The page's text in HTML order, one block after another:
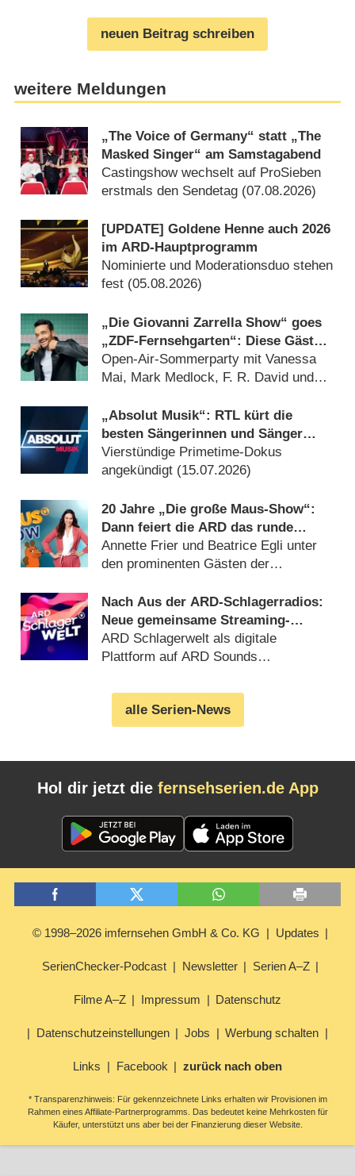
neuen Beitrag schreiben
weitere Meldungen
„The Voice of Germany“ statt „The
Masked Singer“ am Samstagabend
Castingshow wechselt auf ProSieben
erstmals den Sendetag (07.08.2026)
[UPDATE] Goldene Henne auch 2026
im ARD-Hauptprogramm
Nominierte und Moderationsduo stehen
fest (05.08.2026)
„Die Giovanni Zarrella Show“ goes
„ZDF-Fernsehgarten“: Diese Gäste
sind am 29. August 2026 dabei
Open-Air-Sommerparty mit Vanessa
Mai, Mark Medlock, F. R. David und
„Absolut Musik“: RTL kürt die
besten Sängerinnen und Sänger
aller Zeiten
Vierstündige Primetime-Dokus
angekündigt (15.07.2026)
20 Jahre „Die große Maus-Show“:
Dann feiert die ARD das runde
Jubiläum
Annette Frier und Beatrice Egli unter
den prominenten Gästen der
Nach Aus der ARD-Schlagerradios:
Neue gemeinsame Streaming-
Heimat
ARD Schlagerwelt als digitale
Plattform auf ARD Sounds
alle Serien-News
Hol dir jetzt die fernsehserien.de App
© 1998–2026 imfernsehen GmbH & Co. KG Updates
SerienChecker-Podcast Newsletter Serien A–Z
Filme A–Z Impressum Datenschutz
Datenschutzeinstellungen Jobs Werbung schalten
Links Facebook zurück nach oben
* Transparenzhinweis: Für gekennzeichnete Links erhalten wir Provisionen im
Rahmen eines Affiliate-Partnerprogramms. Das bedeutet keine Mehrkosten für
Käufer, unterstützt uns aber bei der Finanzierung dieser Website.